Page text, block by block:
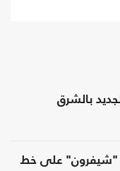
بالشرق
"شيفرون" على خط